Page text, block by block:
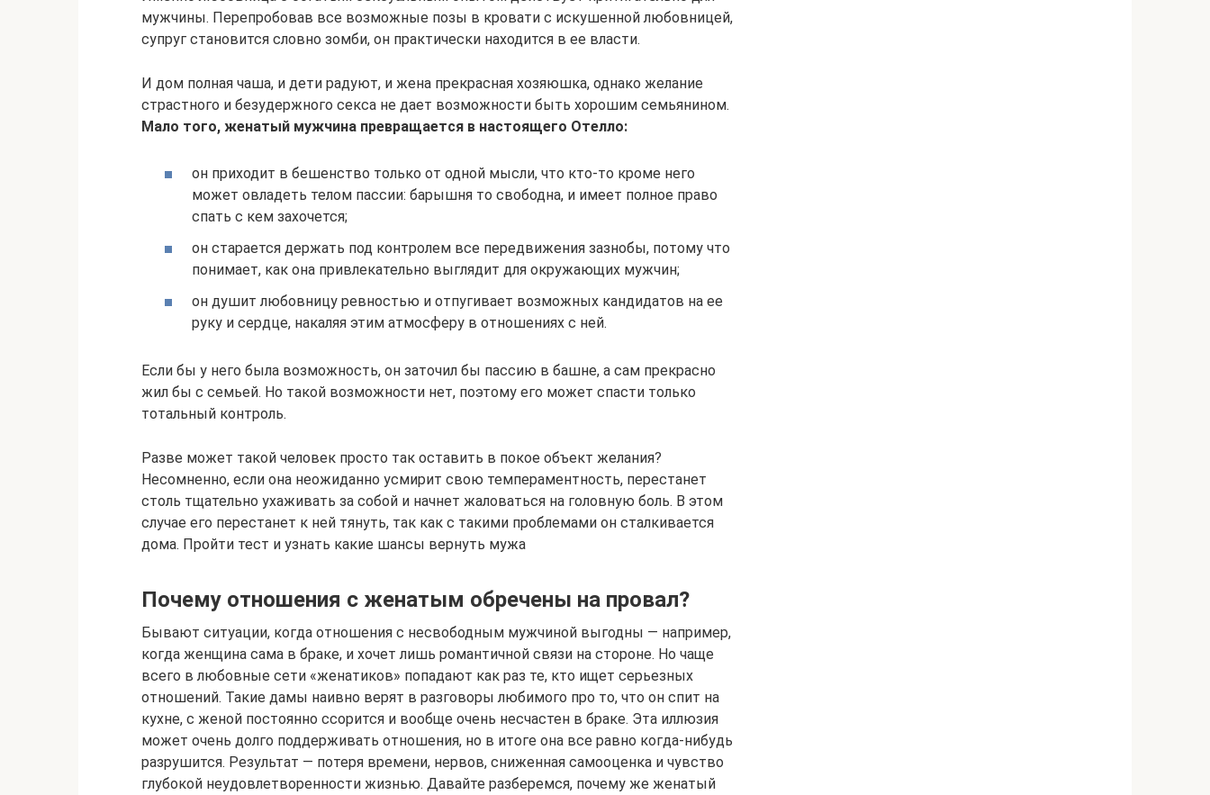
мужчины. Перепробовав все возможные позы в кровати с искушенной любовницей,
супруг становится словно зомби, он практически находится в ее власти.
И дом полная чаша, и дети радуют, и жена прекрасная хозяюшка, однако желание
страстного и безудержного секса не дает возможности быть хорошим семьянином.
Мало того, женатый мужчина превращается в настоящего Отелло:
он приходит в бешенство только от одной мысли, что кто-то кроме него
может овладеть телом пассии: барышня то свободна, и имеет полное право
спать с кем захочется;
он старается держать под контролем все передвижения зазнобы, потому что
понимает, как она привлекательно выглядит для окружающих мужчин;
он душит любовницу ревностью и отпугивает возможных кандидатов на ее
руку и сердце, накаляя этим атмосферу в отношениях с ней.
Если бы у него была возможность, он заточил бы пассию в башне, а сам прекрасно
жил бы с семьей. Но такой возможности нет, поэтому его может спасти только
тотальный контроль.
Разве может такой человек просто так оставить в покое объект желания?
Несомненно, если она неожиданно усмирит свою темпераментность, перестанет
столь тщательно ухаживать за собой и начнет жаловаться на головную боль. В этом
случае его перестанет к ней тянуть, так как с такими проблемами он сталкивается
дома. Пройти тест и узнать какие шансы вернуть мужа
Почему отношения с женатым обречены на провал?
Бывают ситуации, когда отношения с несвободным мужчиной выгодны — например,
когда женщина сама в браке, и хочет лишь романтичной связи на стороне. Но чаще
всего в любовные сети «женатиков» попадают как раз те, кто ищет серьезных
отношений. Такие дамы наивно верят в разговоры любимого про то, что он спит на
кухне, с женой постоянно ссорится и вообще очень несчастен в браке. Эта иллюзия
может очень долго поддерживать отношения, но в итоге она все равно когда-нибудь
разрушится. Результат — потеря времени, нервов, сниженная самооценка и чувство
глубокой неудовлетворенности жизнью. Давайте разберемся, почему же женатый